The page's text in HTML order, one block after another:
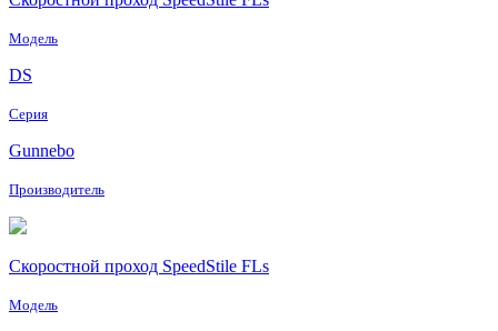
Модель
DS
Серия
Gunnebo
Производитель
Скоростной проход SpeedStile FLs
Модель